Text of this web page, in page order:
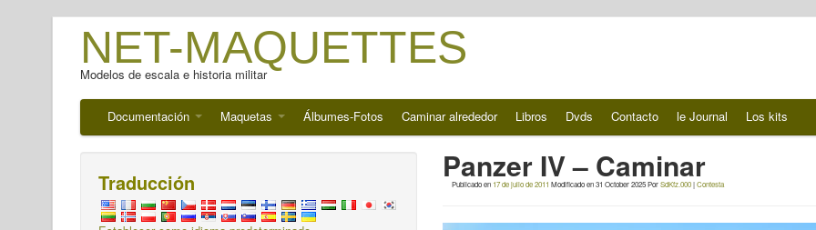
NET-MAQUETTES
Modelos de escala e historia militar
Documentación Maquetas Álbumes-Fotos Caminar alrededor Libros Dvds Contacto le Journal Los kits
Panzer IV – Caminar
Publicado en 17 de julio de 2011 Modificado en31 October 2025PorSdKfz.000|Contesta
Traducción